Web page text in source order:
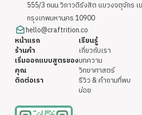
555/3 ถนน วิภาวดีรังสิต แขวงจตุจักร เ
กรุงเทพมหานคร 10900
hello@craftrition.co
หน้าแรก
ร้านค้า
เริ่มออกแบบสูตรของ
คุณ
ติดต่อเรา
เรียนรู้
เกี่ยวกับเรา
บทความ
วิทยาศาสตร์
รีวิว & คำถามที่พบ
บ่อย